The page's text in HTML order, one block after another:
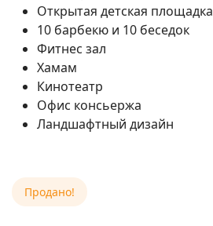
Открытая детская площадка
10 барбекю и 10 беседок
Фитнес зал
Хамам
Кинотеатр
Офис консьержа
Ландшафтный дизайн
Продано!